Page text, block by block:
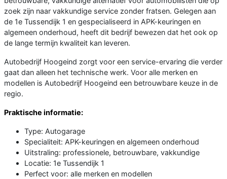
zoek zijn naar vakkundige service zonder fratsen. Gelegen aan
de 1e Tussendijk 1 en gespecialiseerd in APK-keuringen en
algemeen onderhoud, heeft dit bedrijf bewezen dat het ook op
de lange termijn kwaliteit kan leveren.
Autobedrijf Hoogeind zorgt voor een service-ervaring die verder
gaat dan alleen het technische werk. Voor alle merken en
modellen is Autobedrijf Hoogeind een betrouwbare keuze in de
regio.
Praktische informatie:
Type: Autogarage
Specialiteit: APK-keuringen en algemeen onderhoud
Uitstraling: professionele, betrouwbare, vakkundige
Locatie: 1e Tussendijk 1
Perfect voor: alle merken en modellen